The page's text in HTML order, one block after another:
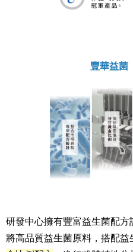
豐華益
研發中心擁有豐富益生菌配方
將高品質益生菌原料，搭配